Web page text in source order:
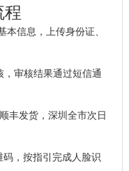
程
本信息，上传身份证、
审核结果通过短信通
丰发货，深圳全市次日
，按指引完成人脸识